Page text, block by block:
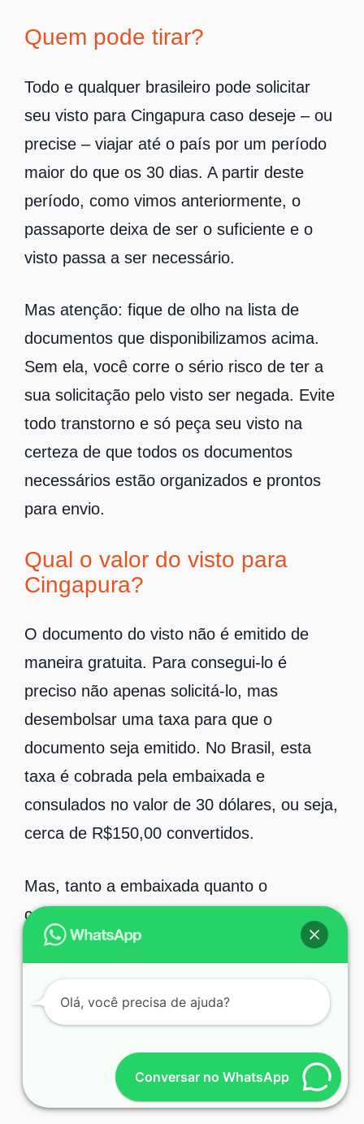
Quem pode tirar?
Todo e qualquer brasileiro pode solicitar
seu visto para Cingapura caso deseje – ou
precise – viajar até o país por um período
maior do que os 30 dias. A partir deste
período, como vimos anteriormente, o
passaporte deixa de ser o suficiente e o
visto passa a ser necessário.
Mas atenção: fique de olho na lista de
documentos que disponibilizamos acima.
Sem ela, você corre o sério risco de ter a
sua solicitação pelo visto ser negada. Evite
todo transtorno e só peça seu visto na
certeza de que todos os documentos
necessários estão organizados e prontos
para envio.
Qual o valor do visto para
Cingapura?
O documento do visto não é emitido de
maneira gratuita. Para consegui-lo é
preciso não apenas solicitá-lo, mas
desembolsar uma taxa para que o
documento seja emitido. No Brasil, esta
taxa é cobrada pela embaixada e
consulados no valor de 30 dólares, ou seja,
cerca de R$150,00 convertidos.
Mas, tanto a embaixada quanto o
consulado, deixam claro que esse valor
pode ser alterado sem aviso prévio e a
apegue a ele e sempre busque tirar suas
dúvidas diretamente com embaixadas e
consulados para se planejar. Para isso
ligue para o número 61 2191-6565.
Conversar no WhatsApp
Olá, você precisa de ajuda?